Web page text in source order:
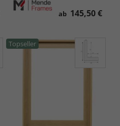
ab 145,50 €
Topseller